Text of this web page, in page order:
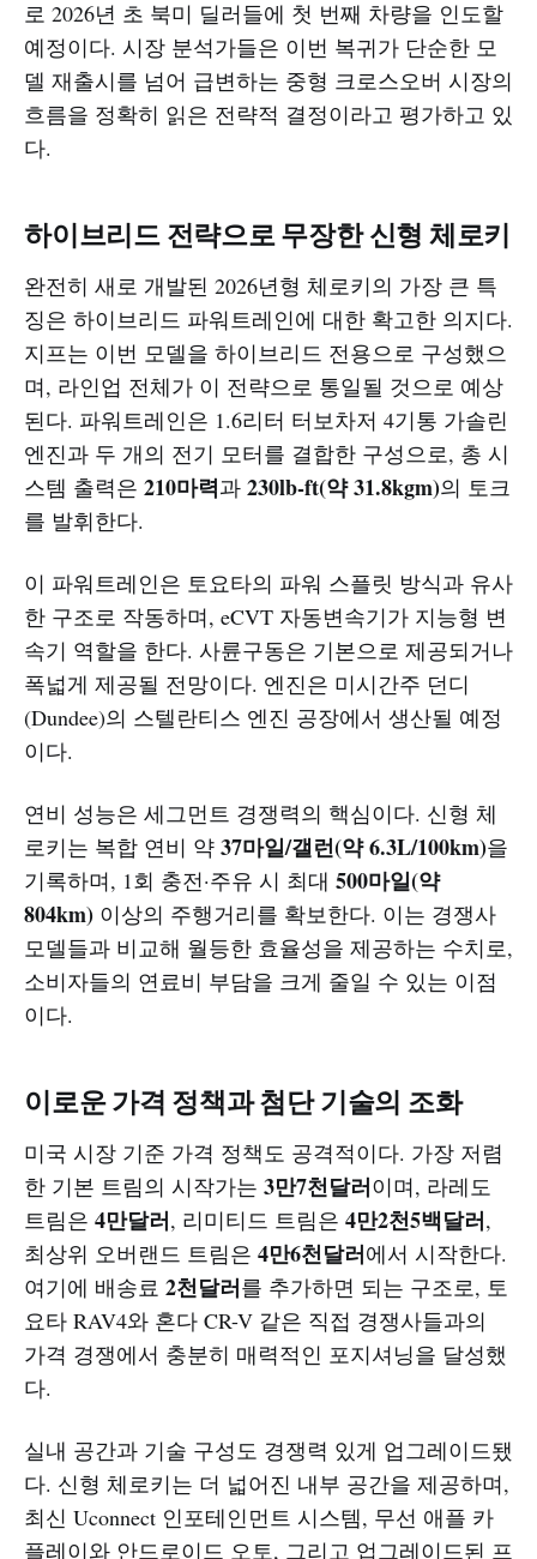
로 2026년 초 북미 딜러들에 첫 번째 차량을 인도할
예정이다. 시장 분석가들은 이번 복귀가 단순한 모
델 재출시를 넘어 급변하는 중형 크로스오버 시장의
흐름을 정확히 읽은 전략적 결정이라고 평가하고 있
다.
하이브리드 전략으로 무장한 신형 체로키
완전히 새로 개발된 2026년형 체로키의 가장 큰 특
징은 하이브리드 파워트레인에 대한 확고한 의지다.
지프는 이번 모델을 하이브리드 전용으로 구성했으
며, 라인업 전체가 이 전략으로 통일될 것으로 예상
된다. 파워트레인은 1.6리터 터보차저 4기통 가솔린
엔진과 두 개의 전기 모터를 결합한 구성으로, 총 시
스템 출력은 210마력과 230lb-ft(약 31.8kgm)의 토크
를 발휘한다.
이 파워트레인은 토요타의 파워 스플릿 방식과 유사
한 구조로 작동하며, eCVT 자동변속기가 지능형 변
속기 역할을 한다. 사륜구동은 기본으로 제공되거나
폭넓게 제공될 전망이다. 엔진은 미시간주 던디
(Dundee)의 스텔란티스 엔진 공장에서 생산될 예정
이다.
연비 성능은 세그먼트 경쟁력의 핵심이다. 신형 체
로키는 복합 연비 약 37마일/갤런(약 6.3L/100km)을
기록하며, 1회 충전·주유 시 최대 500마일(약
804km) 이상의 주행거리를 확보한다. 이는 경쟁사
모델들과 비교해 월등한 효율성을 제공하는 수치로,
소비자들의 연료비 부담을 크게 줄일 수 있는 이점
이다.
이로운 가격 정책과 첨단 기술의 조화
미국 시장 기준 가격 정책도 공격적이다. 가장 저렴
한 기본 트림의 시작가는 3만7천달러이며, 라레도
트림은 4만달러, 리미티드 트림은 4만2천5백달러,
최상위 오버랜드 트림은 4만6천달러에서 시작한다.
여기에 배송료 2천달러를 추가하면 되는 구조로, 토
요타 RAV4와 혼다 CR-V 같은 직접 경쟁사들과의
가격 경쟁에서 충분히 매력적인 포지셔닝을 달성했
다.
실내 공간과 기술 구성도 경쟁력 있게 업그레이드됐
다. 신형 체로키는 더 넓어진 내부 공간을 제공하며,
최신 Uconnect 인포테인먼트 시스템, 무선 애플 카
플레이와 안드로이드 오토, 그리고 업그레이드된 프